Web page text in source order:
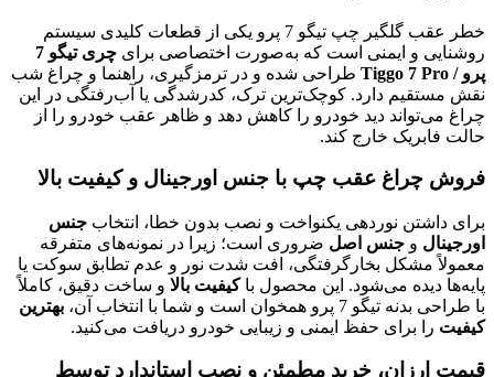
خطر عقب گلگیر چپ تیگو 7 پرو یکی از قطعات کلیدی سیستم
روشنایی و ایمنی است که به‌صورت اختصاصی برای
چری تیگو 7
پرو / Tiggo 7 Pro
طراحی شده و در ترمزگیری، راهنما و چراغ شب
نقش مستقیم دارد. کوچک‌ترین ترک، کدرشدگی یا آب‌رفتگی در این
چراغ می‌تواند دید خودرو را کاهش دهد و ظاهر عقب خودرو را از
حالت فابریک خارج کند.
فروش چراغ عقب چپ با جنس اورجینال و کیفیت بالا
برای داشتن نوردهی یکنواخت و نصب بدون خطا، انتخاب جنس
اورجینال و جنس اصل ضروری است؛ زیرا در نمونه‌های متفرقه
معمولاً مشکل بخارگرفتگی، افت شدت نور و عدم تطابق سوکت یا
پایه‌ها دیده می‌شود. این محصول باکیفیت بالا و ساخت دقیق، کاملاً
با طراحی بدنه تیگو 7 پرو همخوان است و شما با انتخاب آن،
بهترین
کیفیت را برای حفظ ایمنی و زیبایی خودرو دریافت می‌کنید.
قیمت ارزان، خرید مطمئن و نصب استاندارد توسط